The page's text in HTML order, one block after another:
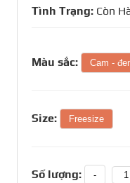
Tình Trạng: Còn
Màu sắc: Cam -
Size: Freesize
Số lượng: -